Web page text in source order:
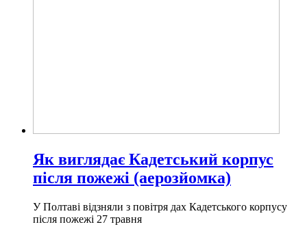
Як виглядає Кадетський корпус
після пожежі (аерозйомка)
У Полтаві відзняли з повітря дах Кадетського корпусу
після пожежі 27 травня